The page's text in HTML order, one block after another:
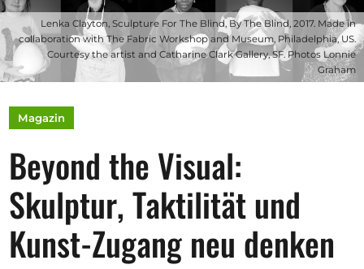
Unsere Events
Kunstkalender
Magazin
Ausschreibungen
Lenka Clayton, Sculpture For The Blind, By The Blind, 2017. Made in
collaboration with The Fabric Workshop and Museum, Philadelphia, US.
Courtesy the artist and Catharine Clark Gallery, SF. Photos Lonnie
Graham
Magazin
Beyond the Visual:
Skulptur, Taktilität und
Kunst-Zugang neu denken